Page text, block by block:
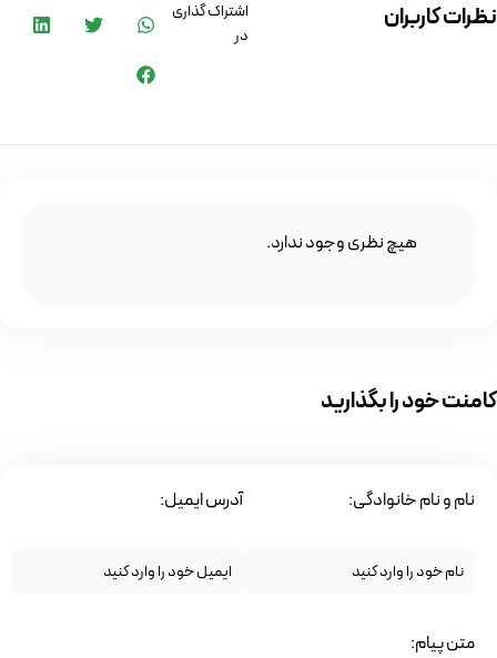
نظرات کاربران
اشتراک گذاری
در
هیچ نظری وجود ندارد.
کامنت خود را بگذارید
نام و نام خانوادگی: آدرس ایمیل:
متن پیام: